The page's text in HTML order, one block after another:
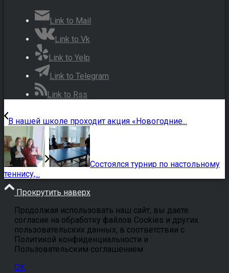
Link to Mail
Link to Vk
Link to Yelp
Link to Telegram
Link to Rss
В нашей школе проходит акция «Новогодние...
Состоялся турнир по настольному
теннису,...
Прокрутить наверх
Продолжая использовать наш сайт, вы даете
согласие на обработку файлов Cookies и других
пользовательских данных, в соответствии с
Политикой конфиденциальности и
Пользовательским соглашением
OK